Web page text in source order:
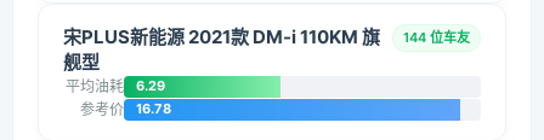
宋PLUS新能源 2021款 DM-i 110KM 旗
舰型
144 位车友
平均油耗 6.29
参考价 16.78